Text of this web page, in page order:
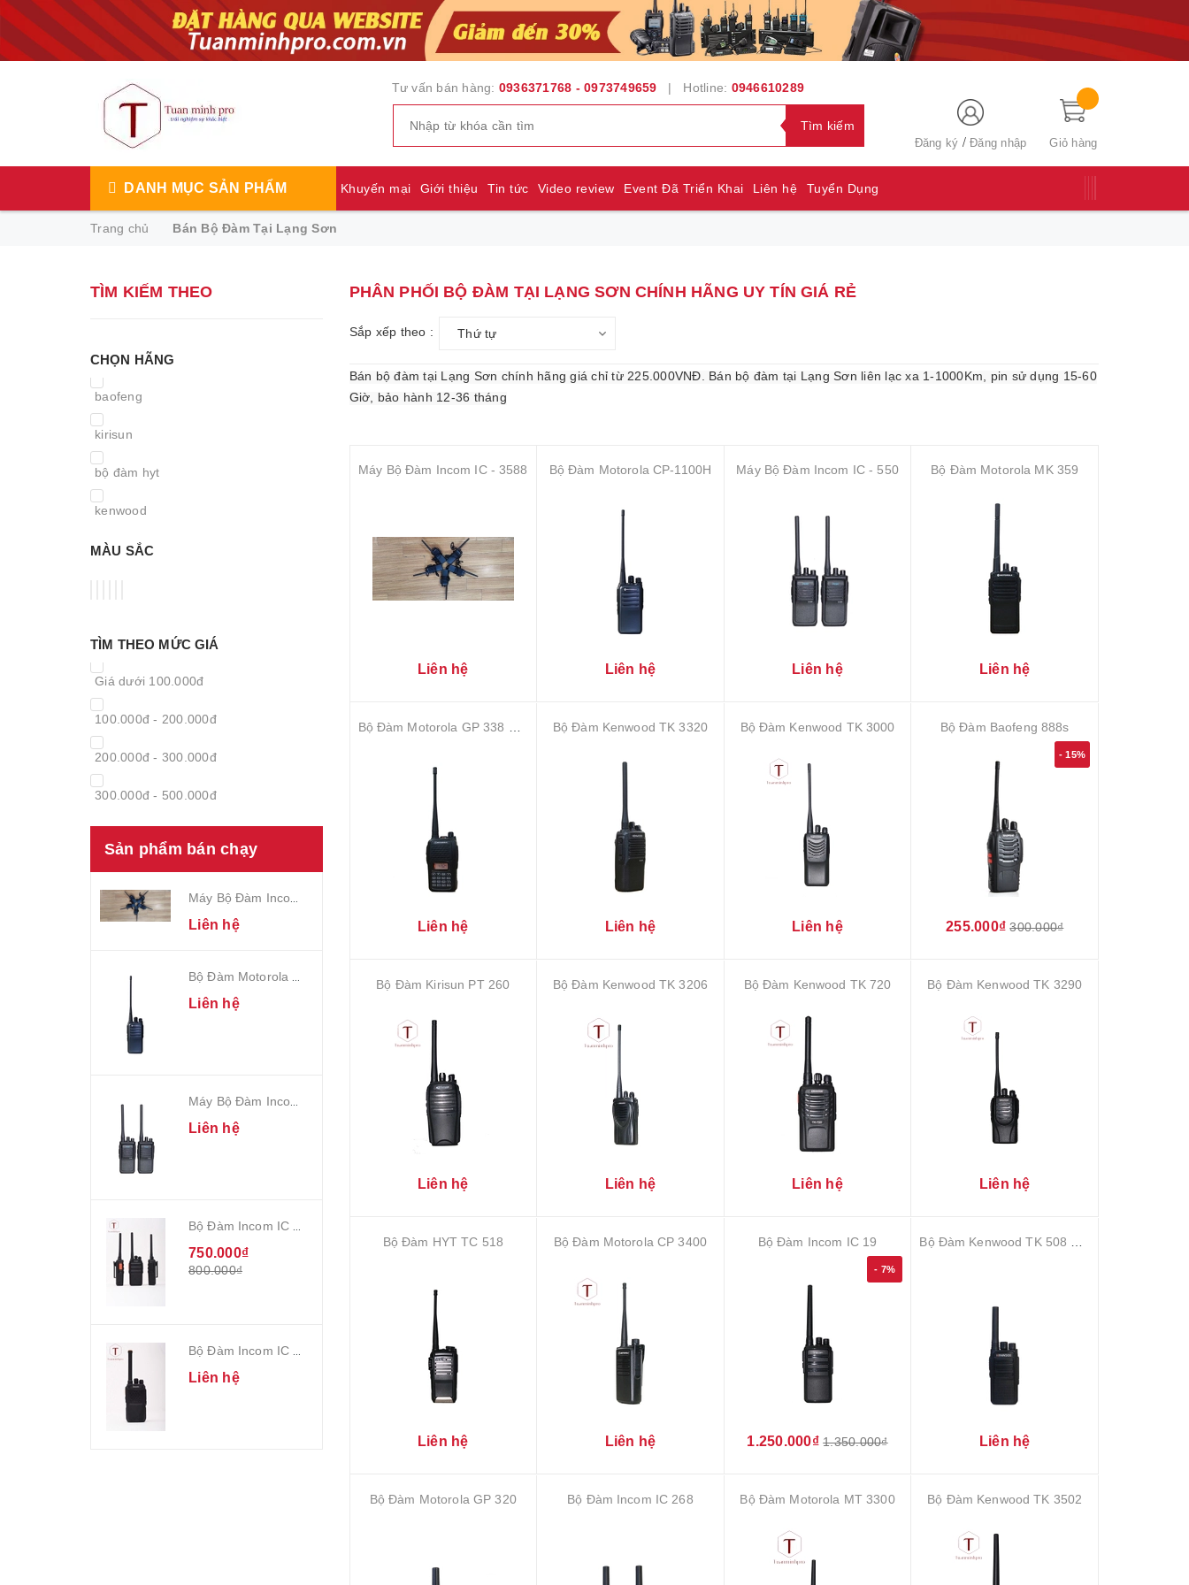
Tư vấn bán hàng: 0936371768 - 0973749659 | Hotline: 0946610289
Tìm kiếm
Đăng ký /Đăng nhập Giỏ hàng
DANH MỤC SẢN PHẨM Khuyến mại Giới thiệu Tin tức Video review Event Đã Triển Khai Liên hệ Tuyển Dụng
Trang chủ Bán Bộ Đàm Tại Lạng Sơn
TÌM KIẾM THEO
CHỌN HÃNG
baofeng
kirisun
bộ đàm hyt
kenwood
Incom
MÀU SẮC
TÌM THEO MỨC GIÁ
Giá dưới 100.000đ
100.000đ - 200.000đ
200.000đ - 300.000đ
300.000đ - 500.000đ
Giá trên 1.000.000đ
Sản phẩm bán chạy
Liên hệ
Liên hệ
Liên hệ
750.000₫
800.000₫
Liên hệ
PHÂN PHỐI BỘ ĐÀM TẠI LẠNG SƠN CHÍNH HÃNG UY TÍN GIÁ RẺ
Sắp xếp theo : Thứ tự
Bán bộ đàm tại Lạng Sơn chính hãng giá chỉ từ225.000VNĐ. Bán bộ đàm tại Lạng Sơn liên lạc xa 1-1000Km, pin sử dụng 15-60
Giờ , bảo hành 12-36 tháng
Máy Bộ Đàm Incom IC - 3588
Liên hệ
Bộ Đàm Motorola CP-1100H
Liên hệ
Máy Bộ Đàm Incom IC - 550
Liên hệ
Bộ Đàm Motorola MK 359
Liên hệ
Liên hệ
Bộ Đàm Kenwood TK 3320
Liên hệ
Bộ Đàm Kenwood TK 3000
Liên hệ
Bộ Đàm Baofeng 888s
- 15%
255.000₫ 300.000₫
Bộ Đàm Kirisun PT 260
Liên hệ
Bộ Đàm Kenwood TK 3206
Liên hệ
Bộ Đàm Kenwood TK 720
Liên hệ
Bộ Đàm Kenwood TK 3290
Liên hệ
Bộ Đàm HYT TC 518
Liên hệ
Bộ Đàm Motorola CP 3400
Liên hệ
Bộ Đàm Incom IC 19
- 7%
1.250.000₫ 1.350.000₫ Liên hệ
Bộ Đàm Motorola GP 320 Bộ Đàm Incom IC 268 Bộ Đàm Motorola MT 3300 Bộ Đàm Kenwood TK 3502